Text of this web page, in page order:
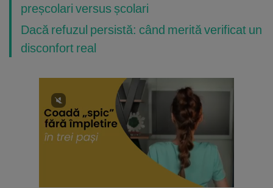
preșcolari versus școlari
Dacă refuzul persistă: când merită verificat un
disconfort real